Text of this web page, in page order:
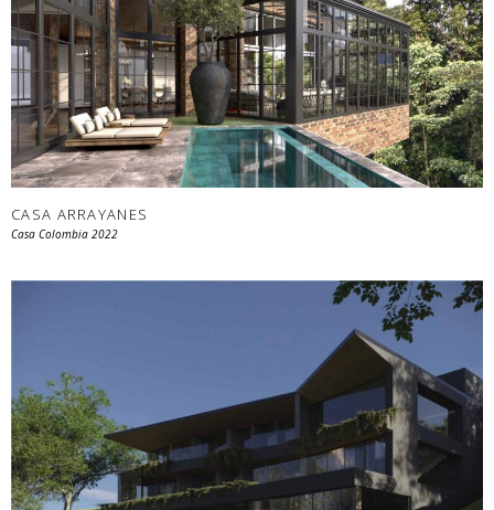
CASA ARRAYANES
Casa Colombia 2022